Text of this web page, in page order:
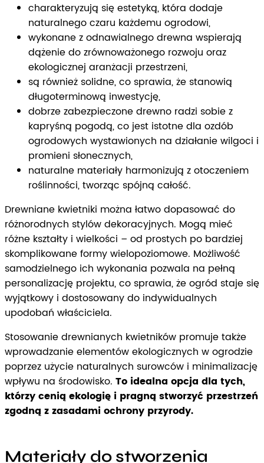
charakteryzują się estetyką, która dodaje
naturalnego czaru każdemu ogrodowi,
wykonane z odnawialnego drewna wspierają
dążenie do zrównoważonego rozwoju oraz
ekologicznej aranżacji przestrzeni,
są również solidne, co sprawia, że stanowią
długoterminową inwestycję,
dobrze zabezpieczone drewno radzi sobie z
kapryśną pogodą, co jest istotne dla ozdób
ogrodowych wystawionych na działanie wilgoci i
promieni słonecznych,
naturalne materiały harmonizują z otoczeniem
roślinności, tworząc spójną całość.
Drewniane kwietniki można łatwo dopasować do
różnorodnych stylów dekoracyjnych. Mogą mieć
różne kształty i wielkości – od prostych po bardziej
skomplikowane formy wielopoziomowe. Możliwość
samodzielnego ich wykonania pozwala na pełną
personalizację projektu, co sprawia, że ogród staje się
wyjątkowy i dostosowany do indywidualnych
upodobań właściciela.
Stosowanie drewnianych kwietników promuje także
wprowadzanie elementów ekologicznych w ogrodzie
poprzez użycie naturalnych surowców i minimalizację
wpływu na środowisko. To idealna opcja dla tych,
którzy cenią ekologię i pragną stworzyć przestrzeń
zgodną z zasadami ochrony przyrody.
Materiały do stworzenia